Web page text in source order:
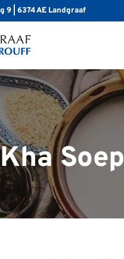
9 | 6374 AE Landgraaf
Soep